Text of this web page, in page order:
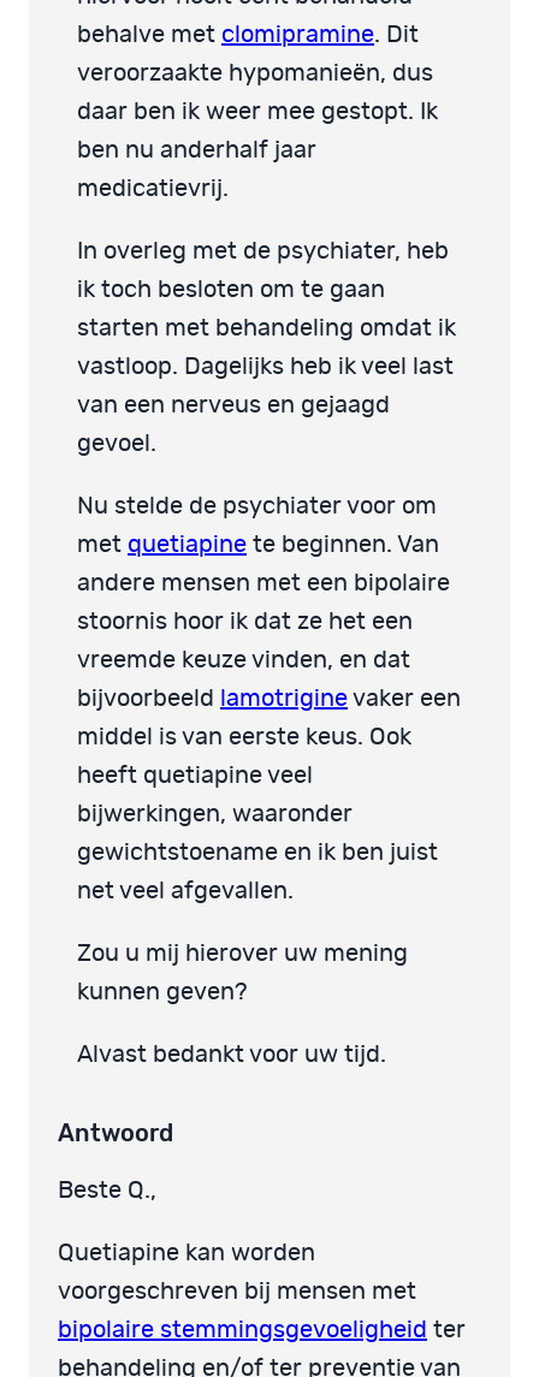
behalve met clomipramine. Dit
veroorzaakte hypomanieën, dus
daar ben ik weer mee gestopt. Ik
ben nu anderhalf jaar
medicatievrij.
In overleg met de psychiater, heb
ik toch besloten om te gaan
starten met behandeling omdat ik
vastloop. Dagelijks heb ik veel last
van een nerveus en gejaagd
gevoel.
Nu stelde de psychiater voor om
met quetiapine te beginnen. Van
andere mensen met een bipolaire
stoornis hoor ik dat ze het een
vreemde keuze vinden, en dat
bijvoorbeeld
lamotrigine vaker een
middel is van eerste keus. Ook
heeft quetiapine veel
bijwerkingen, waaronder
gewichtstoename en ik ben juist
net veel afgevallen.
Zou u mij hierover uw mening
kunnen geven?
Alvast bedankt voor uw tijd.
Antwoord
Beste Q.,
Quetiapine kan worden
voorgeschreven bij mensen met
bipolaire stemmingsgevoeligheid ter
behandeling en/of ter preventie van